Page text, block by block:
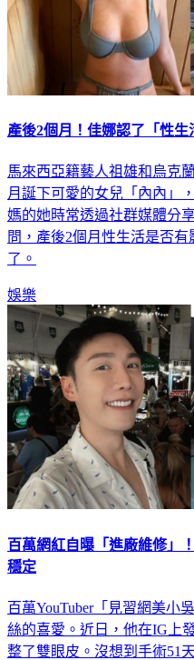
產後2個月！佳娜認了「性
馬來西亞籍藝人祖雄和烏克
月誕下可愛的女兒「內內」
媽的她時常透過社群媒體分
問，產後2個月性生活是否
了。
娛樂
百萬網紅自曝「進廠維修」
穩定
百萬YouTuber「見習網美小
絲的喜愛。近日，他在IG上
整了雙眼皮。沒想到手術51